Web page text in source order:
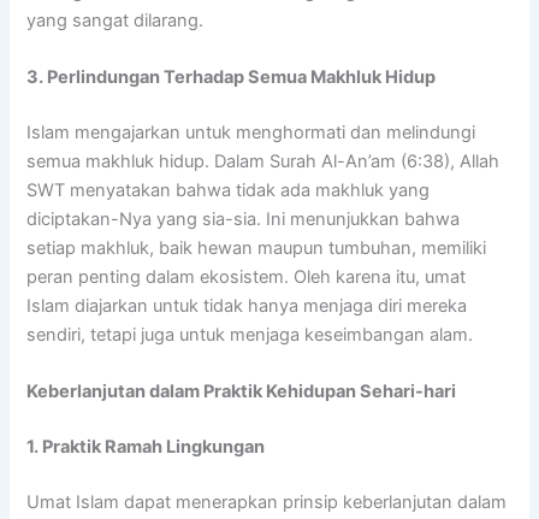
yang sangat dilarang.
3. Perlindungan Terhadap Semua Makhluk Hidup
Islam mengajarkan untuk menghormati dan melindungi
semua makhluk hidup. Dalam Surah Al-An’am (6:38), Allah
SWT menyatakan bahwa tidak ada makhluk yang
diciptakan-Nya yang sia-sia. Ini menunjukkan bahwa
setiap makhluk, baik hewan maupun tumbuhan, memiliki
peran penting dalam ekosistem. Oleh karena itu, umat
Islam diajarkan untuk tidak hanya menjaga diri mereka
sendiri, tetapi juga untuk menjaga keseimbangan alam.
Keberlanjutan dalam Praktik Kehidupan Sehari-hari
1. Praktik Ramah Lingkungan
Umat Islam dapat menerapkan prinsip keberlanjutan dalam